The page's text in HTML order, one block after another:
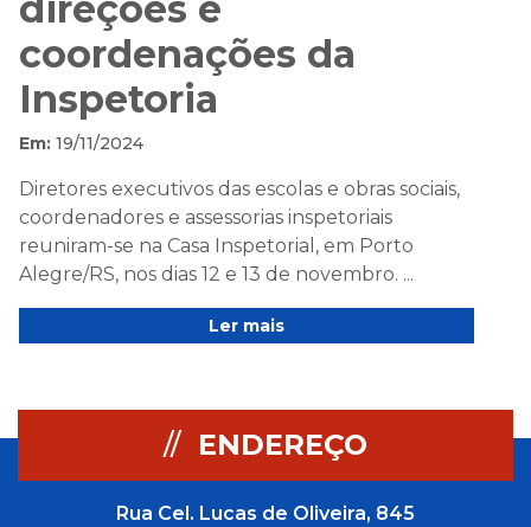
coordenações da
Inspetoria
Em: 19/11/2024
Diretores executivos das escolas e obras sociais,
coordenadores e assessorias inspetoriais
reuniram-se na Casa Inspetorial, em Porto
Alegre/RS, nos dias 12 e 13 de novembro. ...
Ler mais
// ENDEREÇO
Rua Cel. Lucas de Oliveira, 845